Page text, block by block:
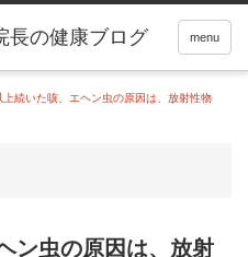
長の健康ブログ menu
上続いた咳、エヘン虫の原因は、放射性物
ン虫の原因は、放射